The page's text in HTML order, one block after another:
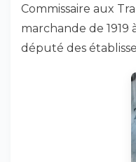
Commissaire aux
marchande de 1919
député des